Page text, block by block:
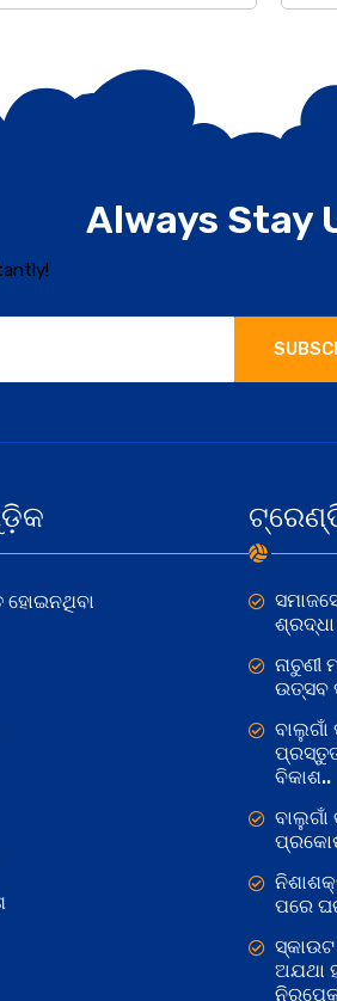
Always Stay
ହୋଇନଥିବା
ଉତ୍ସବ
ବିକାଶ..
ପରେ
ଅଯଥା